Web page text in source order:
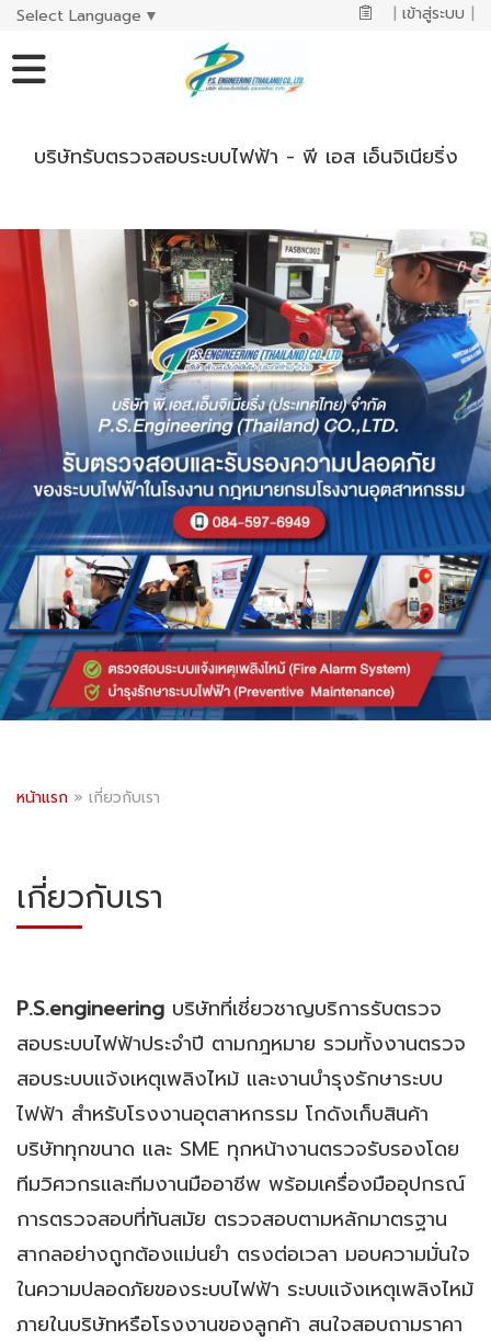
Select Language ▼ | เข้าสู่ระบบ |
บริษัทรับตรวจสอบระบบไฟฟ้า - พี เอส เอ็นจิเนียริ่ง
หน้าแรก » เกี่ยวกับเรา
เกี่ยวกับเรา
P.S.engineering บริษัทที่เชี่ยวชาญบริการรับตรวจ
สอบระบบไฟฟ้าประจำปี ตามกฎหมาย รวมทั้งงานตรวจ
สอบระบบแจ้งเหตุเพลิงไหม้ และงานบำรุงรักษาระบบ
ไฟฟ้า สำหรับโรงงานอุตสาหกรรม โกดังเก็บสินค้า
บริษัททุกขนาด และ SME ทุกหน้างานตรวจรับรองโดย
ทีมวิศวกรและทีมงานมืออาชีพ พร้อมเครื่องมืออุปกรณ์
การตรวจสอบที่ทันสมัย ตรวจสอบตามหลักมาตรฐาน
สากลอย่างถูกต้องแม่นยำ ตรงต่อเวลา มอบความมั่นใจ
ในความปลอดภัยของระบบไฟฟ้า ระบบแจ้งเหตุเพลิงไหม้
ภายในบริษัทหรือโรงงานของลูกค้า สนใจสอบถามราคา